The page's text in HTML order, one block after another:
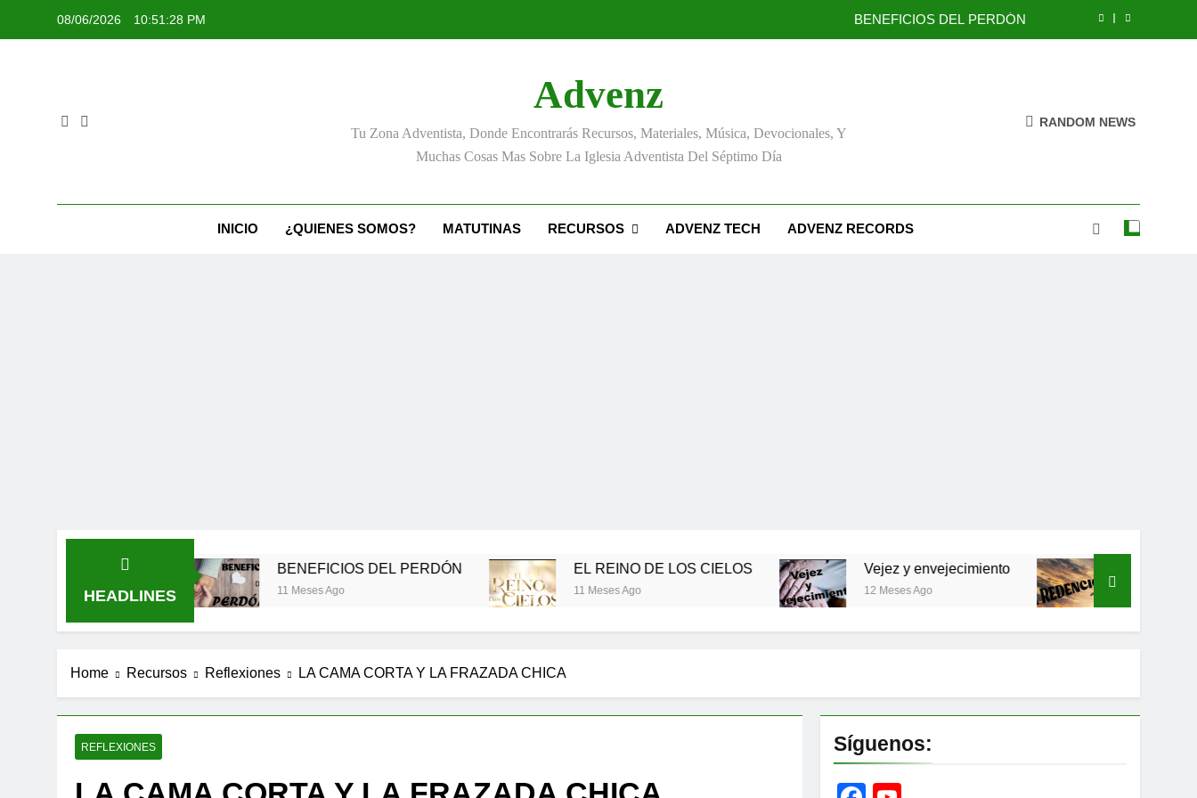
08/06/2026 10:51:29 PM BENEFICIOS DEL PERDÓN
Advenz
Tu Zona Adventista, Donde Encontrarás Recursos, Materiales, Música, Devocionales, Y
Muchas Cosas Mas Sobre La Iglesia Adventista Del Séptimo Día
RANDOM NEWS
INICIO ¿QUIENES SOMOS? MATUTINAS RECURSOS ADVENZ TECH ADVENZ RECORDS
HEADLINES
BENEFICIOS DEL PERDÓN
11 Meses Ago
EL REINO DE LOS CIELOS
11 Meses Ago
Vejez y envejecimiento
12 Meses Ago
LA REDENCION
1 Año Ago
Home Recursos Reflexiones LA CAMA CORTA Y LA FRAZADA CHICA
REFLEXIONES Síguenos: